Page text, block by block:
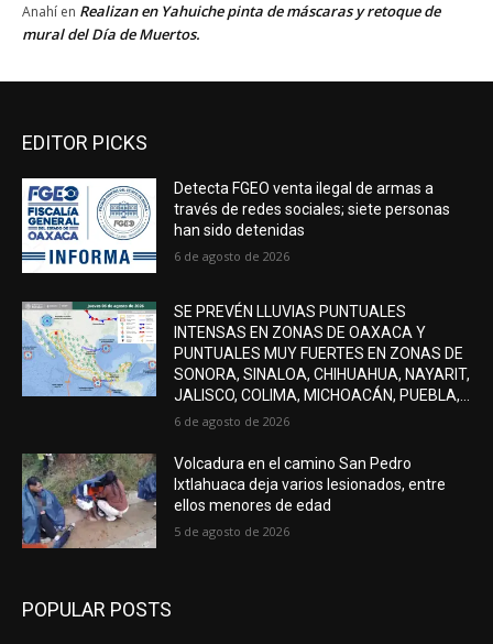
Anahí en Realizan en Yahuiche pinta de máscaras y retoque de
mural del Día de Muertos.
EDITOR PICKS
Detecta FGEO venta ilegal de armas a
través de redes sociales; siete personas
han sido detenidas
6 de agosto de 2026
SE PREVÉN LLUVIAS PUNTUALES
INTENSAS EN ZONAS DE OAXACA Y
PUNTUALES MUY FUERTES EN ZONAS DE
SONORA, SINALOA, CHIHUAHUA, NAYARIT,
JALISCO, COLIMA, MICHOACÁN, PUEBLA,...
6 de agosto de 2026
Volcadura en el camino San Pedro
Ixtlahuaca deja varios lesionados, entre
ellos menores de edad
5 de agosto de 2026
POPULAR POSTS